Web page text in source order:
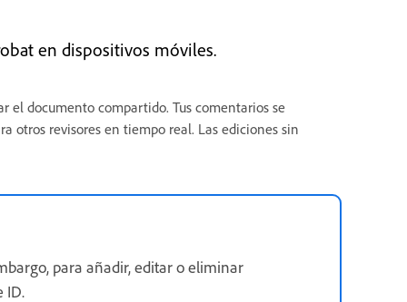
en dispositivos móviles.
el documento compartido. Tus comentarios se
otros revisores en tiempo real. Las ediciones sin
para añadir, editar o eliminar
ID.